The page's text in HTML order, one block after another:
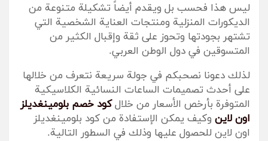
ليس هذا فحسب بل ويقدم أيضاً تشكيلة متنوعة من
الديكورات المنزلية ومنتجات العناية الشخصية التي
تشتهر بجودتها وتحوز على ثقة وإقبال الكثير من
المتسوقين في دول الوطن العربي.
لذلك دعونا نصحبكم في جولة سريعة نتعرف من خلالها
على أحدث تصميمات الساعات النسائية الكلاسيكية
المتوفرة بأرخص الأسعار من خلالكود خصم بلومينغديلز
اون لاين وكيف يمكن الإستفادة من كود بلومينغديلز
اون لاين للحصول عليها وذلك في السطور التالية.